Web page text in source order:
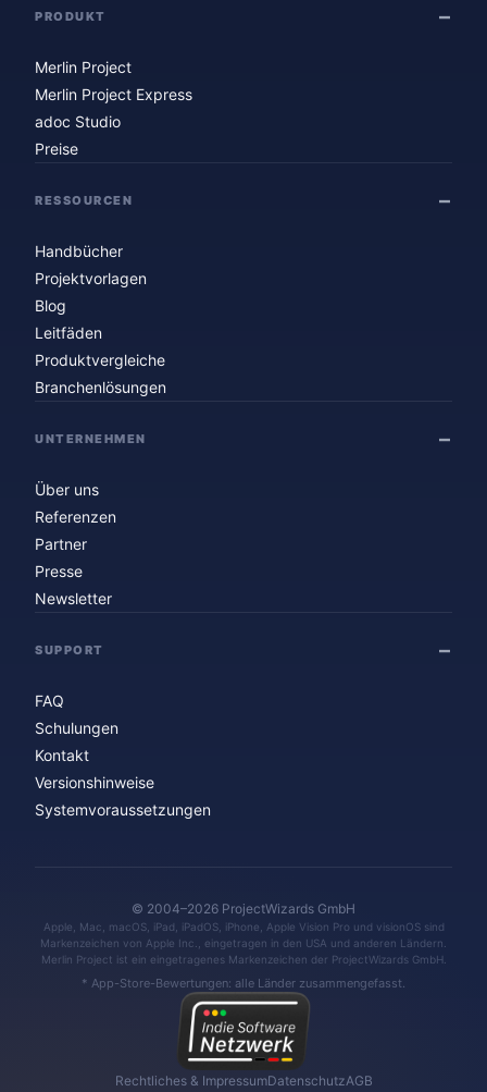
PRODUKT
Merlin Project
Merlin Project Express
adoc Studio
Preise
RESSOURCEN
Handbücher
Projektvorlagen
Blog
Leitfäden
Produktvergleiche
Branchenlösungen
UNTERNEHMEN
Über uns
Referenzen
Partner
Presse
Newsletter
SUPPORT
FAQ
Schulungen
Kontakt
Versionshinweise
Systemvoraussetzungen
© 2004–2026 ProjectWizards GmbH
Apple, Mac, macOS, iPad, iPadOS, iPhone, Apple Vision Pro und visionOS sind
Markenzeichen von Apple Inc., eingetragen in den USA und anderen Ländern.
Merlin Project ist ein eingetragenes Markenzeichen der ProjectWizards GmbH.
* App-Store-Bewertungen: alle Länder zusammengefasst.
Rechtliches & ImpressumDatenschutzAGB